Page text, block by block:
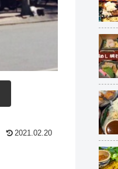
2021.02.20